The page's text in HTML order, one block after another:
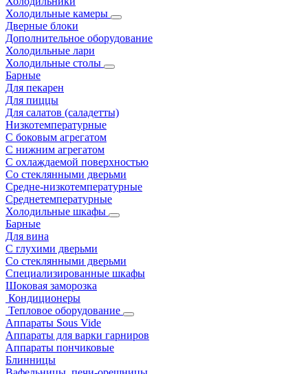
Холодильные камеры
Дверные блоки
Дополнительное оборудование
Холодильные лари
Холодильные столы
Барные
Для пекарен
Для пиццы
Для салатов (саладетты)
Низкотемпературные
С боковым агрегатом
С нижним агрегатом
С охлаждаемой поверхностью
Со стеклянными дверьми
Средне-низкотемпературные
Среднетемпературные
Холодильные шкафы
Барные
Для вина
С глухими дверьми
Со стеклянными дверьми
Специализированные шкафы
Шоковая заморозка
Кондиционеры
Тепловое оборудование
Аппараты Sous Vide
Аппараты для варки гарниров
Аппараты пончиковые
Блинницы